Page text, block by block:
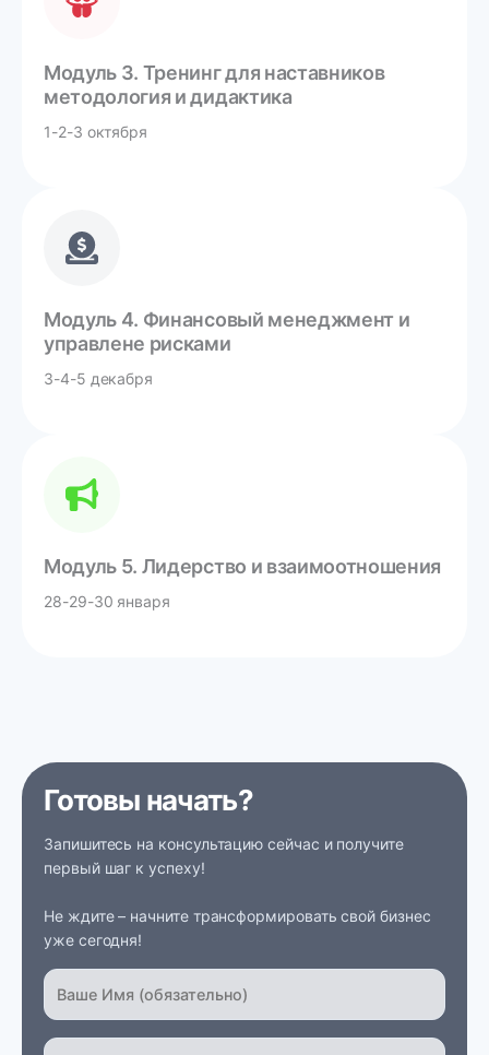
Модуль 3. Тренинг для наставников
методология и дидактика
1-2-3 октября
Модуль 4. Финансовый менеджмент и
управлене рисками
3-4-5 декабря
Модуль 5. Лидерство и взаимоотношения
28-29-30 января
Готовы начать?
Запишитесь на консультацию сейчас и получите
первый шаг к успеху!
Не ждите – начните трансформировать свой бизнес
уже сегодня!